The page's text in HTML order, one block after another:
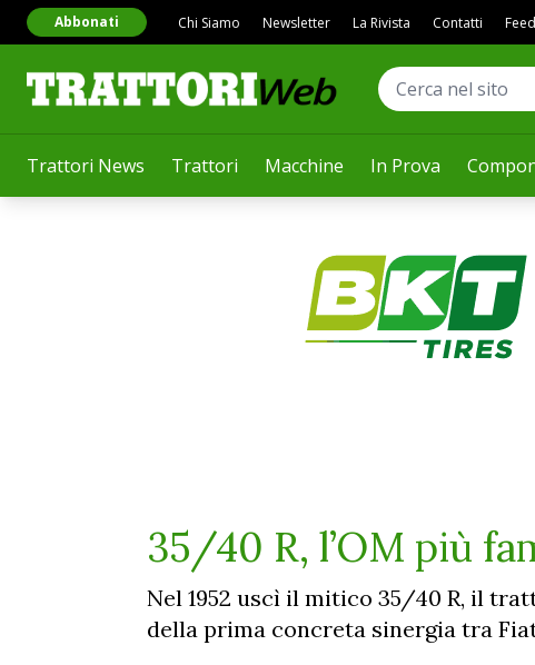
Trattori News Trattori Macchine In Prova
Abbonati Chi Siamo Newsletter La Rivista Contatti
35/40 R, l’OM più
Nel 1952 uscì il mitico 35/40 R, il
della prima concreta sinergia tra